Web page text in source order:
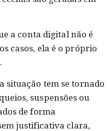
a conta digital não é
casos, ela é o próprio
situação tem se tornado
suspensões ou
de forma
justificativa clara,